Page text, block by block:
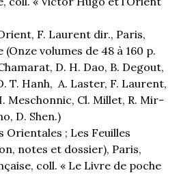
F. Laurent dir., Paris,
volumes de 48 à 160 p.
D. H. Dao, B. Degout,
T. Hanh, A. Laster, F. Laurent,
Meschonnic, Cl. Millet, R. Mir-
D. Shen.)
Orientales ; Les Feuilles
notes et dossier), Paris,
coll. « Le Livre de poche